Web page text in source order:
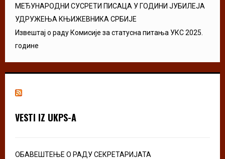
МЕЂУНАРОДНИ СУСРЕТИ ПИСАЦА У ГОДИНИ ЈУБИЛЕЈА
УДРУЖЕЊА КЊИЖЕВНИКА СРБИЈЕ
Извештај о раду Комисије за статусна питања УКС 2025.
године
VESTI IZ UKPS-A
ОБАВЕШТЕЊЕ О РАДУ СЕКРЕТАРИЈАТА